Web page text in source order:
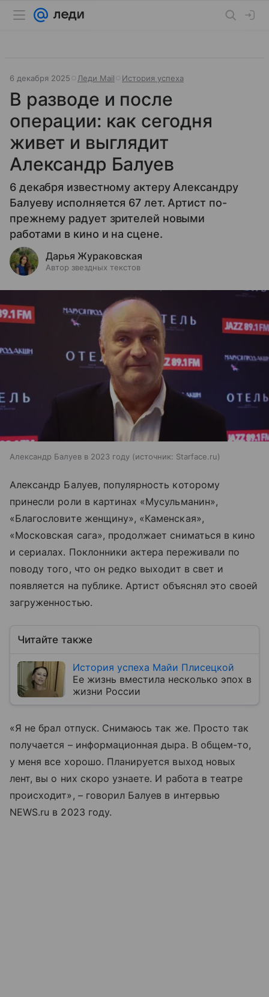
6 декабря 2025 Леди Mail История успеха
В разводе и после
операции: как сегодня
живет и выглядит
Александр Балуев
6 декабря известному актеру Александру
Балуеву исполняется 67 лет. Артист по-
прежнему радует зрителей новыми
работами в кино и на сцене.
Дарья Жураковская
Автор звездных текстов
Александр Балуев в 2023 году источник: Starface.ru
Александр Балуев, популярность которому
принесли роли в картинах «Мусульманин»,
«Благословите женщину», «Каменская»,
«Московская сага», продолжает сниматься в кино
и сериалах. Поклонники актера переживали по
поводу того, что он редко выходит в свет и
появляется на публике. Артист объяснял это своей
загруженностью.
Читайте также
История успеха Майи Плисецкой
Ее жизнь вместила несколько эпох в
жизни России
«Я не брал отпуск. Снимаюсь так же. Просто так
получается – информационная дыра. В общем-то,
у меня все хорошо. Планируется выход новых
лент, вы о них скоро узнаете. И работа в театре
происходит», – говорил Балуев в интервью
NEWS.ru в 2023 году.